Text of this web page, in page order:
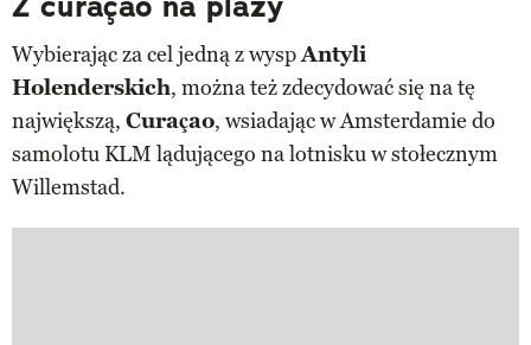
Wybierając za cel jedną z wyspAntyli
Holenderskich, można też zdecydować się na tę
największą, Curaçao, wsiadając w Amsterdamie do
samolotu KLM lądującego na lotnisku w stołecznym
Willemstad.